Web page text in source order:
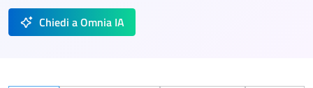
Chiedi a Omnia IA